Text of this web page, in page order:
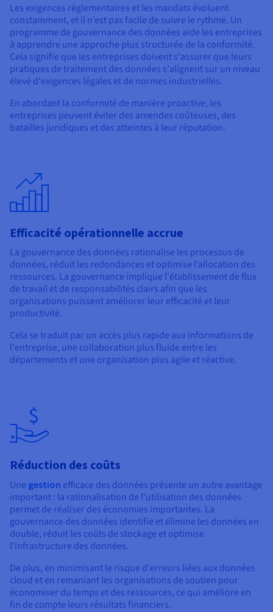
Les exigences réglementaires et les mandats évoluent
constamment, et il n’est pas facile de suivre le rythme. Un
programme de gouvernance des données aide les entreprises
à apprendre une approche plus structurée de la conformité.
Cela signifie que les entreprises doivent s'assurer que leurs
pratiques de traitement des données s'alignent sur un niveau
élevé d'exigences légales et de normes industrielles.
En abordant la conformité de manière proactive, les
entreprises peuvent éviter des amendes coûteuses, des
batailles juridiques et des atteintes à leur réputation.
Efficacité opérationnelle accrue
La gouvernance des données rationalise les processus de
données, réduit les redondances et optimise l’allocation des
ressources. La gouvernance implique l'établissement de flux
de travail et de responsabilités clairs afin que les
organisations puissent améliorer leur efficacité et leur
productivité.
Cela se traduit par un accès plus rapide aux informations de
l'entreprise, une collaboration plus fluide entre les
départements et une organisation plus agile et réactive.
Réduction des coûts
Une gestion efficace des données présente un autre avantage
important : la rationalisation de l’utilisation des données
permet de réaliser des économies importantes. La
gouvernance des données identifie et élimine les données en
double, réduit les coûts de stockage et optimise
l’infrastructure des données.
De plus, en minimisant le risque d'erreurs liées aux données
cloud et en remaniant les organisations de soutien pour
économiser du temps et des ressources, ce qui améliore en
fin de compte leurs résultats financiers.